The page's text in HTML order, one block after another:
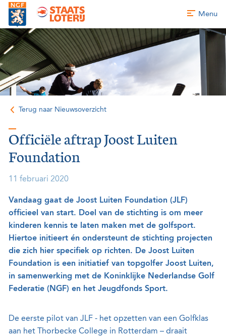
Menu
Terug naar Nieuwsoverzicht
Officiële aftrap Joost Luiten
Foundation
11 februari 2020
Vandaag gaat de Joost Luiten Foundation (JLF)
officieel van start. Doel van de stichting is om meer
kinderen kennis te laten maken met de golfsport.
Hiertoe initieert én ondersteunt de stichting projecten
die zich hier specifiek op richten. De Joost Luiten
Foundation is een initiatief van topgolfer Joost Luiten,
in samenwerking met de Koninklijke Nederlandse Golf
Federatie (NGF) en het Jeugdfonds Sport.
De eerste pilot van JLF - het opzetten van een Golfklas
aan het Thorbecke College in Rotterdam – draait